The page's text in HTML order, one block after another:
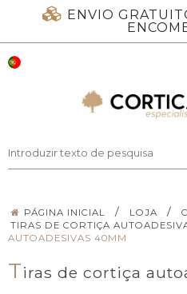
ENVIO
PÁGINA INICIAL / LOJA /
TIRAS DE CORTIÇA
AUTOADESIVAS 40MM
Tiras de cortiça